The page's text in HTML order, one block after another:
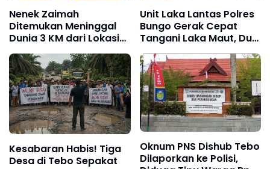
Nenek Zaimah
Ditemukan Meninggal
Dunia 3 KM dari Lokasi
Awal, Operasi SAR
Sungai Nalo Tantan
Resmi Ditutup
Unit Laka Lantas Polres
Bungo Gerak Cepat
Tangani Laka Maut, Dua
Korban Tewas
Kesabaran Habis! Tiga
Desa di Tebo Sepakat
Oknum PNS Dishub Tebo
Dilaporkan ke Polisi,